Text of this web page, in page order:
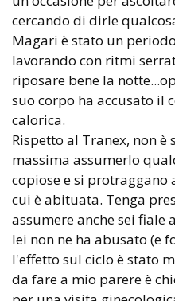
cercando di dirle
Magari è stato un
lavorando con ritmi
riposare bene la
suo corpo ha accusato il
calorica.
Rispetto al Tranex, non
massima assumerlo
copiose e si protraggano
cui è abituata. Tenga
assumere anche sei
lei non ne ha abusato (e
l'effetto sul ciclo è stato
da fare a mio parere è